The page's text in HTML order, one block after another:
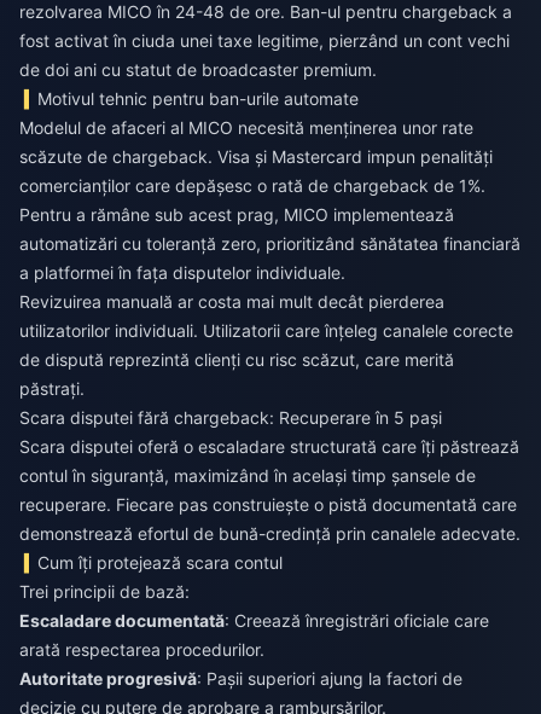
rezolvarea MICO în 24-48 de ore. Ban-ul pentru chargeback a
fost activat în ciuda unei taxe legitime, pierzând un cont vechi
de doi ani cu statut de broadcaster premium.
Motivul tehnic pentru ban-urile automate
Modelul de afaceri al MICO necesită menținerea unor rate
scăzute de chargeback. Visa și Mastercard impun penalități
comercianților care depășesc o rată de chargeback de 1%.
Pentru a rămâne sub acest prag, MICO implementează
automatizări cu toleranță zero, prioritizând sănătatea financiară
a platformei în fața disputelor individuale.
Revizuirea manuală ar costa mai mult decât pierderea
utilizatorilor individuali. Utilizatorii care înțeleg canalele corecte
de dispută reprezintă clienți cu risc scăzut, care merită
păstrați.
Scara disputei fără chargeback: Recuperare în 5 pași
Scara disputei oferă o escaladare structurată care îți păstrează
contul în siguranță, maximizând în același timp șansele de
recuperare. Fiecare pas construiește o pistă documentată care
demonstrează efortul de bună-credință prin canalele adecvate.
Cum îți protejează scara contul
Trei principii de bază:
Escaladare documentată: Creează înregistrări oficiale care
arată respectarea procedurilor.
Autoritate progresivă: Pașii superiori ajung la factori de
decizie cu putere de aprobare a rambursărilor.